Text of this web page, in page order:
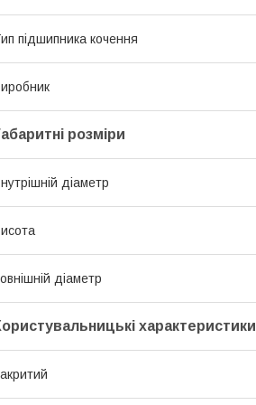
підшипника кочення
розміри
діаметр
діаметр
характеристики